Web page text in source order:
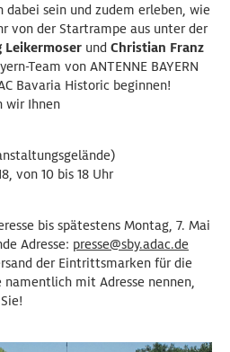
dabei sein und zudem erleben, wie
von der Startrampe aus unter der
Leikermoser und Christian Franz
Team von ANTENNE BAYERN
Bavaria Historic beginnen!
wir Ihnen
von 10 bis 18 Uhr
bis spätestens Montag, 7. Mai
Adresse: presse@sby.adac.de
der Eintrittsmarken für die
mit Adresse nennen,